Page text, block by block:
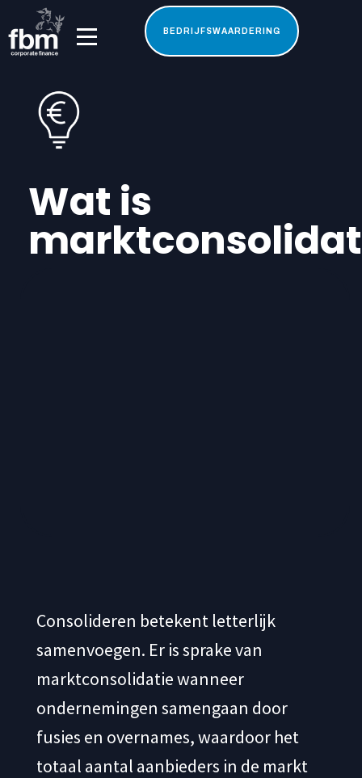
BEDRIJFSWAARDERING
Wat is
Consolideren betekent letterlijk
samenvoegen. Er is sprake van
marktconsolidatie wanneer
ondernemingen samengaan door
fusies en overnames, waardoor het
totaal aantal aanbieders in de markt